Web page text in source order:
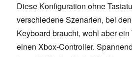
Diese Konfiguration ohne
verschiedene Szenarien, bei
Keyboard braucht, wohl aber
einen Xbox-Controller.